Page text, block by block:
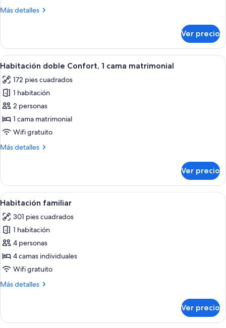
Más detalles
Más
individual
Ver precio
Abrir
todas
las
fotos
de
Habitación
doble
1
Ropa de cama de alta calidad,
4
Habitación doble Confort, 1 cama matrimonial
172 pies cuadrados
1 habitación
2 personas
1 cama matrimonial
Wifi gratuito
Más detalles
Más
doble
Confort,
1
matrimonial
Ver precio
Abrir
todas
las
fotos
de
Habitación
familiar
Ropa de cama de alta calidad,
3
Habitación familiar
301 pies cuadrados
1 habitación
4 personas
4 camas individuales
Wifi gratuito
Más detalles
Más
familiar
Ver precio